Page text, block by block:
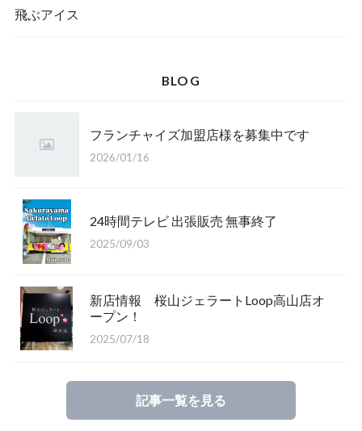
飛ぶアイス
BLOG
フランチャイズ加盟店様を募集中です
2026/01/16
24時間テレビ 出張販売 無事終了
2025/09/03
新店情報 桜山ジェラートLoop高山店オ
ープン！
2025/07/18
記事一覧を見る